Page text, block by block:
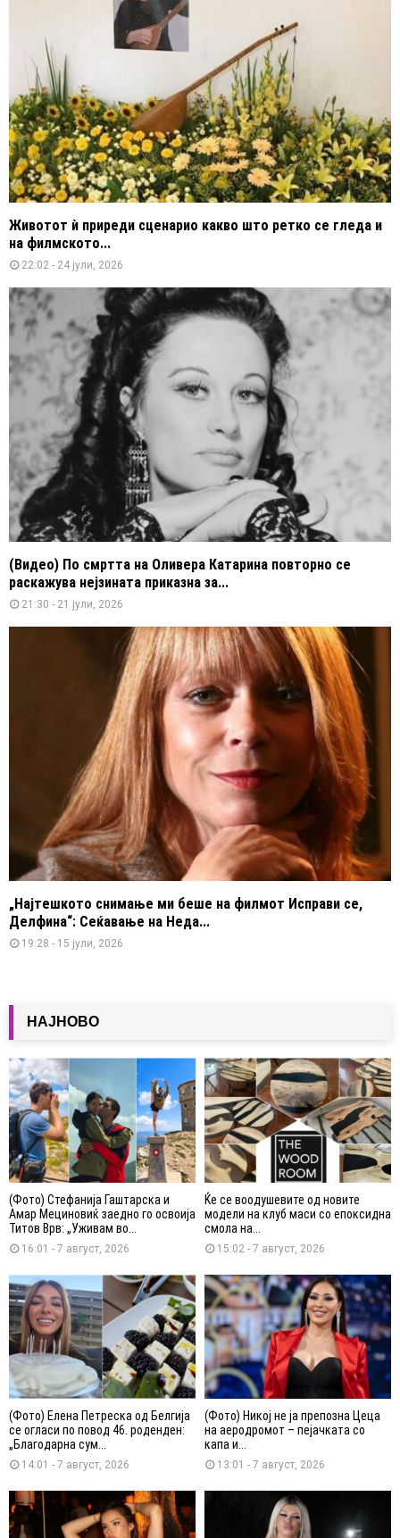
Животот ѝ приреди сценарио какво што ретко се гледа и
на филмското...
22:02 - 24 јули, 2026
(Видео) По смртта на Оливера Катарина повторно се
раскажува нејзината приказна за...
21:30 - 21 јули, 2026
„Најтешкото снимање ми беше на филмот Исправи се,
Делфина“: Сеќавање на Неда...
19:28 - 15 јули, 2026
НАЈНОВО
(Фото) Стефанија Гаштарска и
Амар Мециновиќ заедно го освоија
Титов Врв: „Уживам во...
16:01 - 7 август, 2026
Ќе се воодушевите од новите
модели на клуб маси со епоксидна
смола на...
15:02 - 7 август, 2026
(Фото) Елена Петреска од Белгија
се огласи по повод 46. роденден:
„Благодарна сум...
14:01 - 7 август, 2026
(Фото) Никој не ја препозна Цеца
на аеродромот – пејачката со
капа и...
13:01 - 7 август, 2026